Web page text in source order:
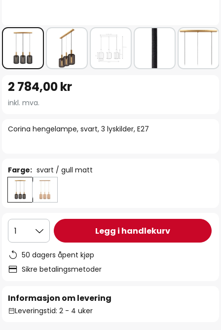
begynnelsen
bildegalleri
Corina hengelampe, svart, 3 lyskilder, E27
2 784,00 kr
inkl. mva.
Farge: svart / gull matt
1 Legg i handlekurv
50 dagers åpent kjøp
Sikre betalingsmetoder
Informasjon om levering
Leveringstid: 2 - 4 uker